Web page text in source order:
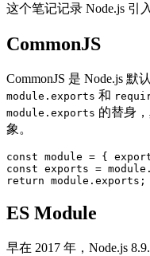
这个笔记记录 Node.js 引
CommonJS
CommonJS 是 Node.js
module.exports 和
module.exports 的替身
象。
const module = {
const exports = module .
return module . exports ;
ES Module
早在 2017 年，Node.js